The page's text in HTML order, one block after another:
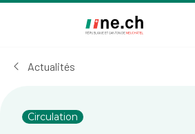
cookies
Actualités
Circulation